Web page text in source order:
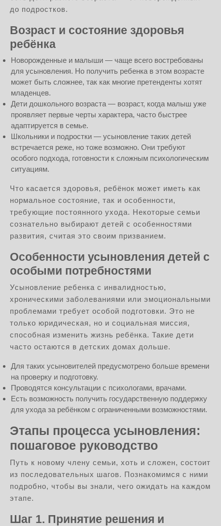
до подростков.
Возраст и состояние здоровья
ребёнка
Новорожденные и малыши — чаще всего востребованы
для усыновления. Но получить ребенка в этом возрасте
может быть сложнее, так как многие претенденты хотят
младенцев.
Дети дошкольного возраста — возраст, когда малыш уже
проявляет первые черты характера, часто быстрее
адаптируется в семье.
Школьники и подростки — усыновление таких детей
встречается реже, но тоже возможно. Они требуют
особого подхода, готовности к сложным психологическим
ситуациям.
Что касается здоровья, ребёнок может иметь как
нормальное состояние, так и особенности,
требующие постоянного ухода. Некоторые семьи
сознательно выбирают детей с особенностями
развития, считая это своим призванием.
Особенности усыновления детей с
особыми потребностями
Усыновление ребенка с инвалидностью,
хроническими заболеваниями или эмоциональными
проблемами требует особой подготовки. Это не
только юридическая, но и социальная миссия,
способная изменить жизнь ребёнка. Такие дети
часто остаются в детских домах дольше.
Для таких усыновителей предусмотрено больше времени
на проверку и подготовку.
Проводятся консультации с психологами, врачами.
Есть возможность получить государственную поддержку
для ухода за ребёнком с ограниченными возможностями.
Этапы процесса усыновления:
пошаговое руководство
Путь к новому члену семьи, хоть и сложен, состоит
из последовательных шагов. Познакомимся с ними
подробно, чтобы вы знали, чего ожидать на каждом
этапе.
Шаг 1. Принятие решения и